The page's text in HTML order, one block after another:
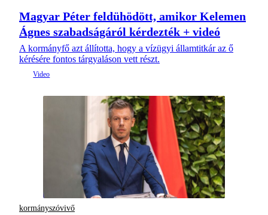
Magyar Péter feldühödött, amikor Kelemen
Ágnes szabadságáról kérdezték + videó
A kormányfő azt állította, hogy a vízügyi államtitkár az ő
kérésére fontos tárgyaláson vett részt.
kormányszóvivő